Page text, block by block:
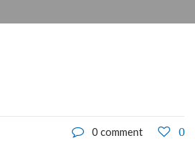
0 comment 0